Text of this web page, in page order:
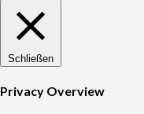
Schließen
Privacy Overview